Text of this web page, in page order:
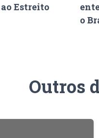
Estreito
o
Outros